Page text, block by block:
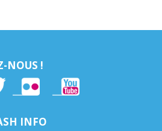
NOUS !
INFO